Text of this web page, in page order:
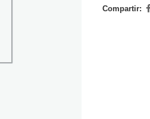
Compartir: